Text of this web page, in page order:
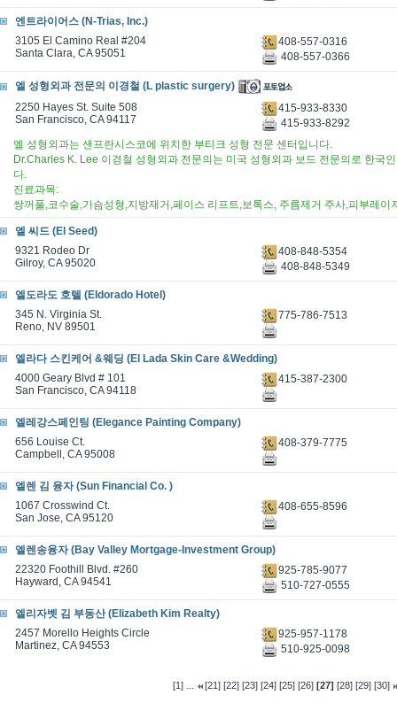
엔트라이어스 (N-Trias, Inc.)
3105 El Camino Real #204
Santa Clara, CA 95051
408-557-0316
408-557-0366
엘 성형외과 전문의 이경철 (L plastic surgery)
2250 Hayes St. Suite 508
San Francisco, CA 94117
415-933-8330
415-933-8292
엘 성형외과는 샌프란시스코에 위치한 부티크 성형 전문 센터입니다.
Dr.Charles K. Lee 이경철 성형외과 전문의는 미국 성형외과 보드 전문의로 한국
다.
진료과목:
쌍꺼풀,코수술,가슴성형,지방재거,페이스 리프트,보톡스, 주름제거 주사,피부레이
엘 씨드 (El Seed)
9321 Rodeo Dr
Gilroy, CA 95020
408-848-5354
408-848-5349
엘도라도 호텔 (Eldorado Hotel)
345 N. Virginia St.
Reno, NV 89501
775-786-7513
엘라다 스킨케어 &웨딩 (El Lada Skin Care &Wedding)
4000 Geary Blvd # 101
San Francisco, CA 94118
415-387-2300
엘레강스페인팅 (Elegance Painting Company)
656 Louise Ct.
Campbell, CA 95008
408-379-7775
엘렌 김 융자 (Sun Financial Co. )
1067 Crosswind Ct.
San Jose, CA 95120
408-655-8596
엘렌송융자 (Bay Valley Mortgage-Investment Group)
22320 Foothill Blvd. #260
Hayward, CA 94541
925-785-9077
510-727-0555
엘리자벳 김 부동산 (Elizabeth Kim Realty)
2457 Morello Heights Circle
Martinez, CA 94553
925-957-1178
510-925-0098
[1] ... [21] [22] [23] [24] [25] [26] [27] [28] [29] [30]